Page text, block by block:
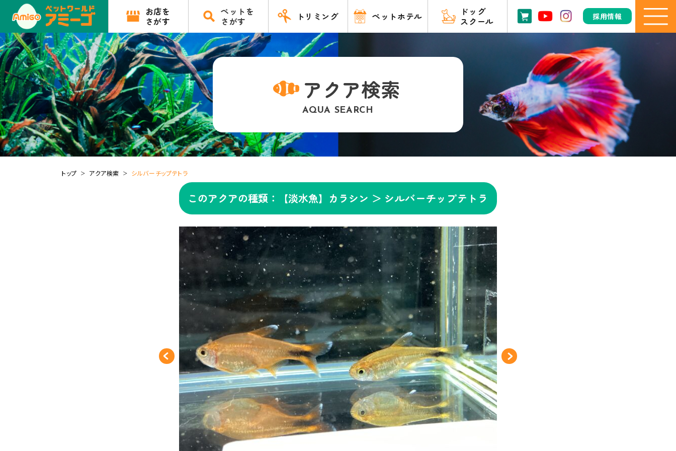
お店を
さがす
ペットを
さがす
トリミング ペットホテル
ドッグ
スクール
採用情報
アクア検索
AQUA SEARCH
トップ アクア検索 シルバーチップテトラ
このアクアの種類：【淡水魚】カラシン ＞ シルバーチップテトラ